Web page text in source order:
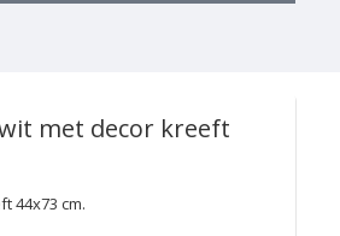
met decor kreeft
44x73 cm.